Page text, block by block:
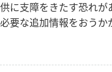
に支障をきたす恐れが
要な追加情報をおうか